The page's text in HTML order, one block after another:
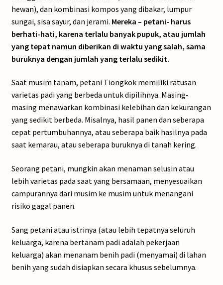
hewan), dan kombinasi kompos yang dibakar, lumpur
sungai, sisa sayur, dan jerami. Mereka – petani- harus
berhati-hati, karena terlalu banyak pupuk, atau jumlah
yang tepat namun diberikan di waktu yang salah, sama
buruknya dengan jumlah yang terlalu sedikit.
Saat musim tanam, petani Tiongkok memiliki ratusan
varietas padi yang berbeda untuk dipilihnya. Masing-
masing menawarkan kombinasi kelebihan dan kekurangan
yang sedikit berbeda. Misalnya, hasil panen dan seberapa
cepat pertumbuhannya, atau seberapa baik hasilnya pada
saat kemarau, atau seberapa buruknya di tanah kering.
Seorang petani, mungkin akan menaman selusin atau
lebih varietas pada saat yang bersamaan, menyesuaikan
campurannya dari musim ke musim untuk menangani
risiko gagal panen.
Sang petani atau istrinya (atau lebih tepatnya seluruh
keluarga, karena bertanam padi adalah pekerjaan
keluarga) akan menanam benih padi (menyamai) di lahan
benih yang sudah disiapkan secara khusus sebelumnya.